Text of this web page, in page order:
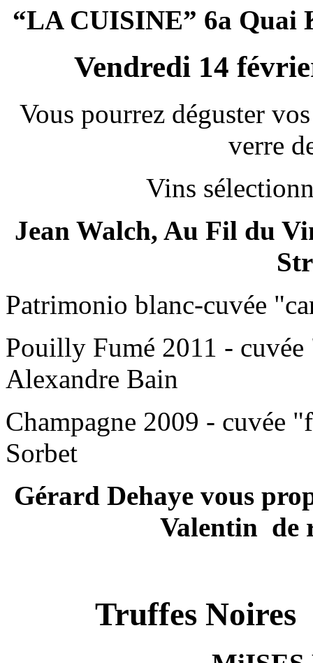
“LA CUISINE” 6a Quai
Vendredi 14
Vous pourrez déguster
verre
Vins
Jean Walch, Au Fil du
Patrimonio blanc-cuvée
Pouilly Fumé 2011 -
Alexandre Bain
Champagne 2009 - cuvée
Sorbet
Gérard Dehaye vous
Valentin de